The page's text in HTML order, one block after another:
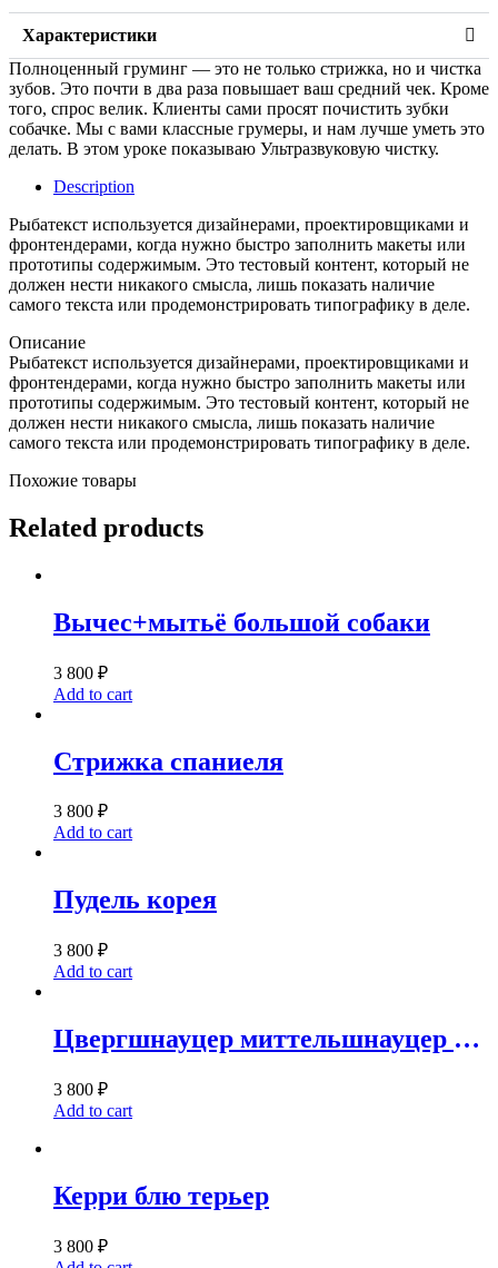
Характеристики
Полноценный груминг — это не только стрижка, но и чистка
зубов. Это почти в два раза повышает ваш средний чек. Кроме
того, спрос велик. Клиенты сами просят почистить зубки
собачке. Мы с вами классные грумеры, и нам лучше уметь это
делать. В этом уроке показываю Ультразвуковую чистку.
Description
Рыбатекст используется дизайнерами, проектировщиками и
фронтендерами, когда нужно быстро заполнить макеты или
прототипы содержимым. Это тестовый контент, который не
должен нести никакого смысла, лишь показать наличие
самого текста или продемонстрировать типографику в деле.
Описание
Рыбатекст используется дизайнерами, проектировщиками и
фронтендерами, когда нужно быстро заполнить макеты или
прототипы содержимым. Это тестовый контент, который не
должен нести никакого смысла, лишь показать наличие
самого текста или продемонстрировать типографику в деле.
Похожие товары
Related products
Вычес+мытьё большой собаки
3 800 ₽
Add to cart
Стрижка спаниеля
3 800 ₽
Add to cart
Пудель корея
3 800 ₽
Add to cart
Цвергшнауцер миттельшнауцер ризеншнауцер
3 800 ₽
Add to cart
Керри блю терьер
3 800 ₽